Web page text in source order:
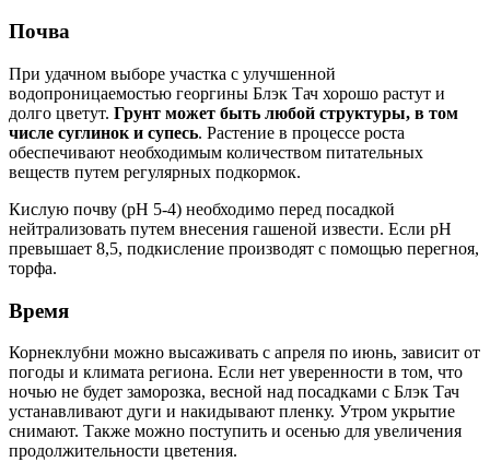
Почва
При удачном выборе участка с улучшенной
водопроницаемостью георгины Блэк Тач хорошо растут и
долго цветут. Грунт может быть любой структуры, в том
числе суглинок и супесь. Растение в процессе роста
обеспечивают необходимым количеством питательных
веществ путем регулярных подкормок.
Кислую почву (pH 5-4) необходимо перед посадкой
нейтрализовать путем внесения гашеной извести. Если pH
превышает 8,5, подкисление производят с помощью перегноя,
торфа.
Время
Корнеклубни можно высаживать с апреля по июнь, зависит от
погоды и климата региона. Если нет уверенности в том, что
ночью не будет заморозка, весной над посадками с Блэк Тач
устанавливают дуги и накидывают пленку. Утром укрытие
снимают. Также можно поступить и осенью для увеличения
продолжительности цветения.